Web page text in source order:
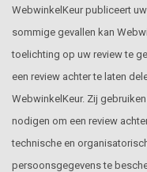
WebwinkelKeur publiceert
sommige gevallen kan
toelichting op uw review te
een review achter te laten
WebwinkelKeur. Zij
nodigen om een review
technische en
persoonsgegevens te